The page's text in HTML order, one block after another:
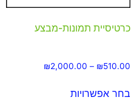
כרטיסיית תמונות-מבצע
₪510.00
–
₪2,000.00
בחר אפשרויות